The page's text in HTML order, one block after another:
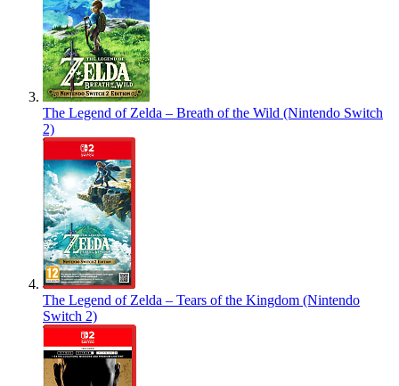
The Legend of Zelda – Breath of the Wild (Nintendo Switch
2)
The Legend of Zelda – Tears of the Kingdom (Nintendo
Switch 2)